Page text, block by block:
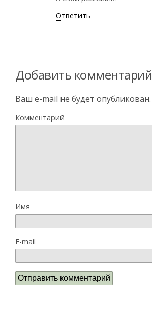
Ответить
Добавить комментарий
Ваш e-mail не будет опубликован.
Комментарий
Имя
E-mail